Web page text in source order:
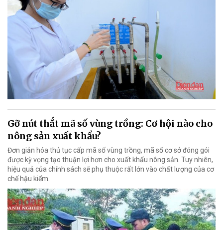
Gỡ nút thắt mã số vùng trồng: Cơ hội nào cho
nông sản xuất khẩu?
Đơn giản hóa thủ tục cấp mã số vùng trồng, mã số cơ sở đóng gói
được kỳ vọng tạo thuận lợi hơn cho xuất khẩu nông sản. Tuy nhiên,
hiệu quả của chính sách sẽ phụ thuộc rất lớn vào chất lượng của cơ
chế hậu kiểm.